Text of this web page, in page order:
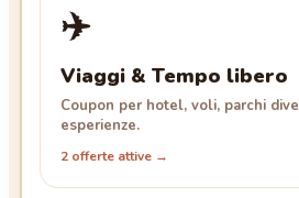
✈️
Viaggi & Tempo libero
Coupon per hotel, voli, parchi
esperienze.
2 offerte attive →